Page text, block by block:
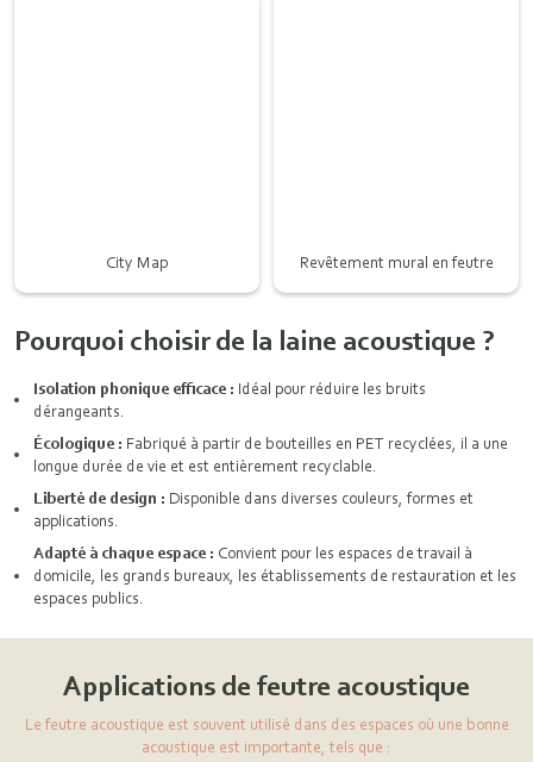
City Map Revêtement mural en feutre
Pourquoi choisir de la laine acoustique ?
Isolation phonique efficace : Idéal pour réduire les bruits
dérangeants.
Écologique : Fabriqué à partir de bouteilles en PET recyclées, il a une
longue durée de vie et est entièrement recyclable.
Liberté de design : Disponible dans diverses couleurs, formes et
applications.
Adapté à chaque espace : Convient pour les espaces de travail à
domicile, les grands bureaux, les établissements de restauration et les
espaces publics.
Applications de feutre acoustique
Le feutre acoustique est souvent utilisé dans des espaces où une bonne
acoustique est importante, tels que :